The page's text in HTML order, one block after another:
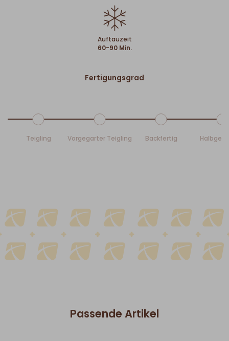
Auftauzeit
60-90 Min.
Fertigungsgrad
Teigling Vorgegarter Teigling Backfertig
Passende Artikel